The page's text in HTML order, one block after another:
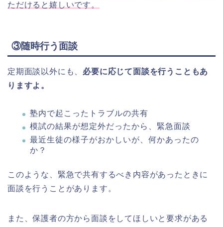
ただけると嬉しいです。
③随時行う面談
定期面談以外にも、 必要に応じて面談を行うこともあ
りますよ。
塾内で起こったトラブルの共有
模試の結果が想定外だったから、緊急面談
最近生徒の様子がおかしいが、何かあったの
か？
このような、緊急で共有するべき内容があったときに
面談を行うことがあります。
また、保護者の方から面談をしてほしいと要求がある